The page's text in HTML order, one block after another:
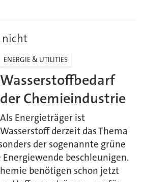
nicht
ENERGIE & UTILITIES
Wasserstoffbedarf
der Chemieindustrie
Als Energieträger ist
Wasserstoff derzeit das Thema
der sogenannte grüne
Energiewende beschleunigen.
benötigen schon jetzt